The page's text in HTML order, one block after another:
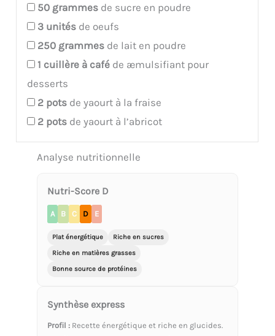
50 grammes de sucre en poudre
3 unités de oeufs
250 grammes de lait en poudre
1 cuillère à café de æmulsifiant pour
desserts
2 pots de yaourt à la fraise
2 pots de yaourt à l’abricot
Analyse nutritionnelle
Nutri-Score D
A B C D E
Plat énergétique
Riche en sucres
Riche en matières grasses
Bonne source de protéines
Synthèse express
Profil : Recette énergétique et riche en glucides.